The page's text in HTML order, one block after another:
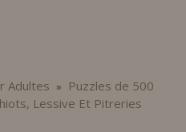
Adultes »
Puzzles de 500
Lessive Et Pitreries